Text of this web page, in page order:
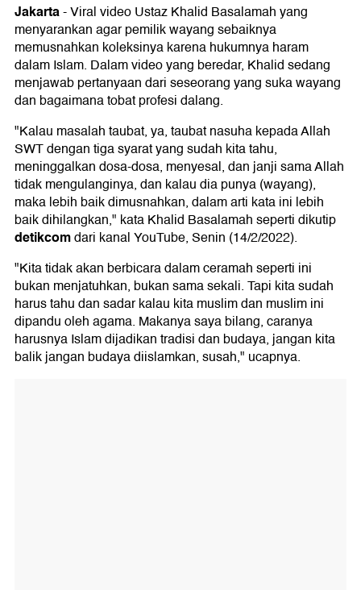
Jakarta-Viral video Ustaz Khalid Basalamah yang
menyarankan agar pemilik wayang sebaiknya
memusnahkan koleksinya karena hukumnya haram
dalam Islam. Dalam video yang beredar, Khalid sedang
menjawab pertanyaan dari seseorang yang suka wayang
dan bagaimana tobat profesi dalang.
"Kalau masalah taubat, ya, taubat nasuha kepada Allah
SWT dengan tiga syarat yang sudah kita tahu,
meninggalkan dosa-dosa, menyesal, dan janji sama Allah
tidak mengulanginya, dan kalau dia punya (wayang),
maka lebih baik dimusnahkan, dalam arti kata ini lebih
baik dihilangkan," kata Khalid Basalamah seperti dikutip
detikcomdari kanal YouTube, Senin (14/2/2022).
"Kita tidak akan berbicara dalam ceramah seperti ini
bukan menjatuhkan, bukan sama sekali. Tapi kita sudah
harus tahu dan sadar kalau kita muslim dan muslim ini
dipandu oleh agama. Makanya saya bilang, caranya
harusnya Islam dijadikan tradisi dan budaya, jangan kita
balik jangan budaya diislamkan, susah," ucapnya.